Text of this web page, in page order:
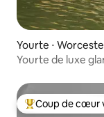
Yourte ⋅
Yourte de luxe
Coups de cœur
Coup de cœur